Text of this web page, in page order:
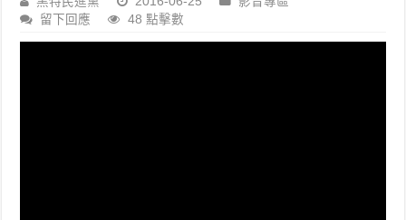
留下回應
48 點擊數